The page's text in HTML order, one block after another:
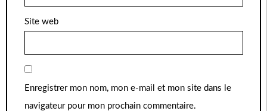
Site web
Enregistrer mon nom, mon e-mail et mon site dans le
navigateur pour mon prochain commentaire.